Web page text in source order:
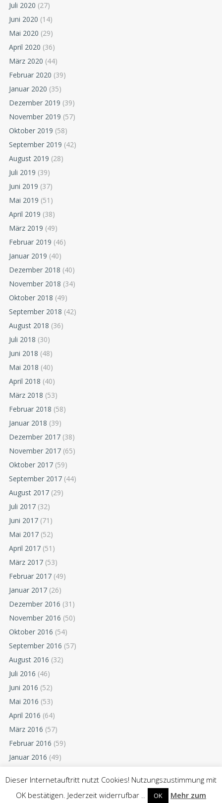
Juli 2020 (27)
Juni 2020 (14)
Mai 2020 (29)
April 2020 (36)
März 2020 (44)
Februar 2020 (39)
Januar 2020 (35)
Dezember 2019 (39)
November 2019 (57)
Oktober 2019 (58)
September 2019 (42)
August 2019 (28)
Juli 2019 (39)
Juni 2019 (37)
Mai 2019 (51)
April 2019 (38)
März 2019 (49)
Februar 2019 (46)
Januar 2019 (40)
Dezember 2018 (40)
November 2018 (34)
Oktober 2018 (49)
September 2018 (42)
August 2018 (36)
Juli 2018 (30)
Juni 2018 (48)
Mai 2018 (40)
April 2018 (40)
März 2018 (53)
Februar 2018 (58)
Januar 2018 (39)
Dezember 2017 (38)
November 2017 (65)
Oktober 2017 (59)
September 2017 (44)
August 2017 (29)
Juli 2017 (32)
Juni 2017 (71)
Mai 2017 (52)
April 2017 (51)
März 2017 (53)
Februar 2017 (49)
Januar 2017 (26)
Dezember 2016 (31)
November 2016 (50)
Oktober 2016 (54)
September 2016 (57)
August 2016 (32)
Juli 2016 (46)
Juni 2016 (52)
Mai 2016 (53)
April 2016 (64)
März 2016 (57)
Februar 2016 (59)
Januar 2016 (49)
November 2015(55)
Oktober 2015(54)
Dieser Internetauftritt nutzt Cookies! Nutzungszustimmung mit
OK bestätigen. Jederzeit widerrufbar ..
OK Mehr zum